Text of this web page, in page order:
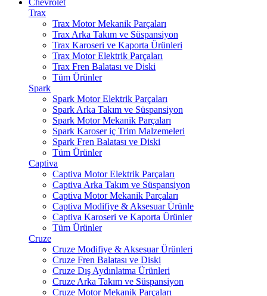
Chevrolet
Trax
Trax Motor Mekanik Parçaları
Trax Arka Takım ve Süspansiyon
Trax Karoseri ve Kaporta Ürünleri
Trax Motor Elektrik Parçaları
Trax Fren Balatası ve Diski
Tüm Ürünler
Spark
Spark Motor Elektrik Parçaları
Spark Arka Takım ve Süspansiyon
Spark Motor Mekanik Parçaları
Spark Karoser iç Trim Malzemeleri
Spark Fren Balatası ve Diski
Tüm Ürünler
Captiva
Captiva Motor Elektrik Parçaları
Captiva Arka Takım ve Süspansiyon
Captiva Motor Mekanik Parçaları
Captiva Modifiye & Aksesuar Ürünle
Captiva Karoseri ve Kaporta Ürünler
Tüm Ürünler
Cruze
Cruze Modifiye & Aksesuar Ürünleri
Cruze Fren Balatası ve Diski
Cruze Dış Aydınlatma Ürünleri
Cruze Arka Takım ve Süspansiyon
Cruze Motor Mekanik Parçaları